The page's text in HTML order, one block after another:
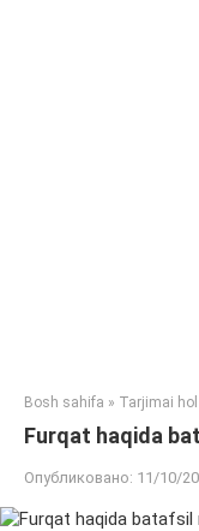
Bosh sahifa » Tarjimai hol
Furqat haqida
Опубликовано: 11/10/